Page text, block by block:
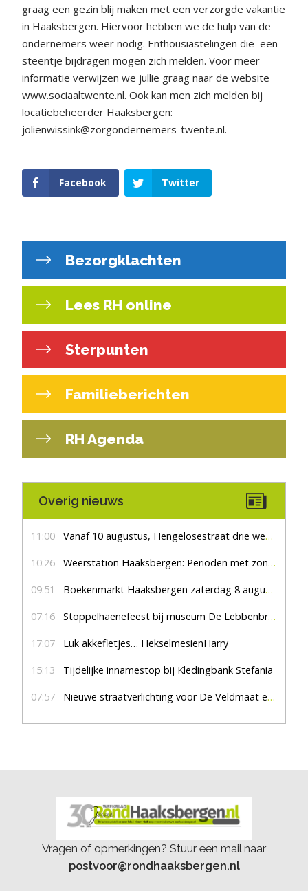
graag een gezin blij maken met een verzorgde vakantie
in Haaksbergen. Hiervoor hebben we de hulp van de
ondernemers weer nodig. Enthousiastelingen die een
steentje bijdragen mogen zich melden. Voor meer
informatie verwijzen we jullie graag naar de website
www.sociaaltwente.nl. Ook kan men zich melden bij
locatiebeheerder Haaksbergen:
jolienwissink@zorgondernemers-twente.nl.
Facebook Twitter
Bezorgklachten
Lees RH online
Sterpunten
Familieberichten
RH Agenda
Overig nieuws
11:00 Vanaf 10 augustus, Hengelosestraat drie weken dicht voor doorgaand verkeer
10:26 Weerstation Haaksbergen: Perioden met zon en droog
09:51 Boekenmarkt Haaksbergen zaterdag 8 augustus, marktplein Haaksbergen
07:16 Stoppelhaenefeest bij museum De Lebbenbrugge
17:07 Luk akkefietjes… HekselmesienHarry
15:13 Tijdelijke innamestop bij Kledingbank Stefania
07:57 Nieuwe straatverlichting voor De Veldmaat en De Pas
Vragen of opmerkingen? Stuur een mail naar
postvoor@rondhaaksbergen.nl